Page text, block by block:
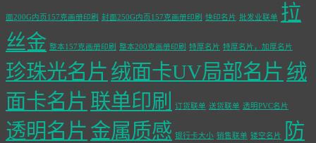
面200G内页157克画册印刷 封面250G内页157克画册印刷 快印名片 批发业联单 拉
丝金 整本157克画册印刷 整本200克画册印刷 特厚名片 特厚名片，加厚名片
珍珠光名片 绒面卡UV局部名片 绒
面卡名片 联单印刷 订货联单 送货联单 透明PVC名片
透明名片 金属质感 银行卡大小 销售联单 镂空名片
防